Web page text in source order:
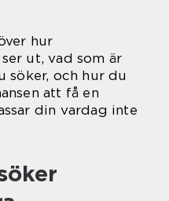
hur
ut, vad som är
söker, och hur du
att få en
din vardag inte